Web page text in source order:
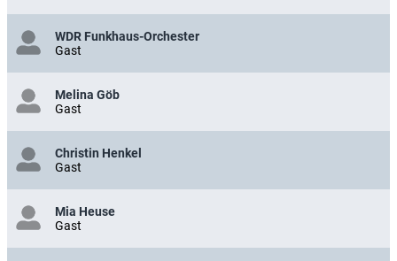
WDR Funkhaus-Orchester
Gast
Melina Göb
Gast
Christin Henkel
Gast
Mia Heuse
Gast